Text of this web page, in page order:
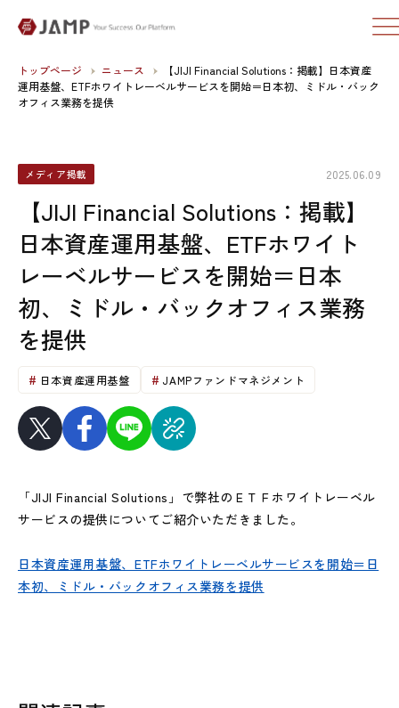
トップページ ニュース
【JIJI Financial Solutions：掲載】日本資産
運用基盤、ETFホワイトレーベルサービスを開始＝日本初、ミドル・バック
オフィス業務を提供
メディア掲載 2025.06.09
【JIJI Financial Solutions：掲載】
日本資産運用基盤、ETFホワイト
レーベルサービスを開始＝日本
初、ミドル・バックオフィス業務
を提供
日本資産運用基盤 JAMPファンドマネジメント
「JIJI Financial Solutions」で弊社のＥＴＦホワイトレーベル
サービスの提供についてご紹介いただきました。
日本資産運用基盤、ETFホワイトレーベルサービスを開始＝日
本初、ミドル・バックオフィス業務を提供